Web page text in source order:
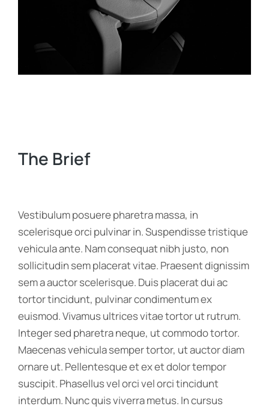
The Brief
Vestibulum posuere pharetra massa, in
scelerisque orci pulvinar in. Suspendisse tristique
vehicula ante. Nam consequat nibh justo, non
sollicitudin sem placerat vitae. Praesent dignissim
sem a auctor scelerisque. Duis placerat dui ac
tortor tincidunt, pulvinar condimentum ex
euismod. Vivamus ultrices vitae tortor ut rutrum.
Integer sed pharetra neque, ut commodo tortor.
Maecenas vehicula semper tortor, ut auctor diam
ornare ut. Pellentesque et ex et dolor tempor
suscipit. Phasellus vel orci vel orci tincidunt
interdum. Nunc quis viverra metus. In cursus